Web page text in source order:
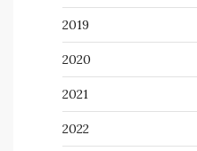
2019
2020
2021
2022